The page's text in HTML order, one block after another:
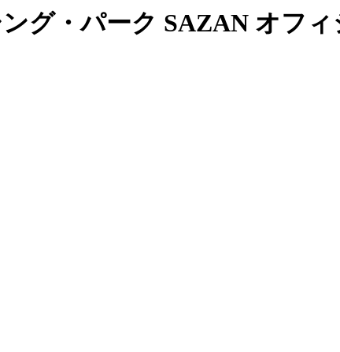
グ・パーク SAZAN オフィ